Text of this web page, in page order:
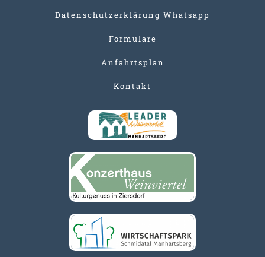
Datenschutzerklärung Whatsapp
Formulare
Anfahrtsplan
Kontakt